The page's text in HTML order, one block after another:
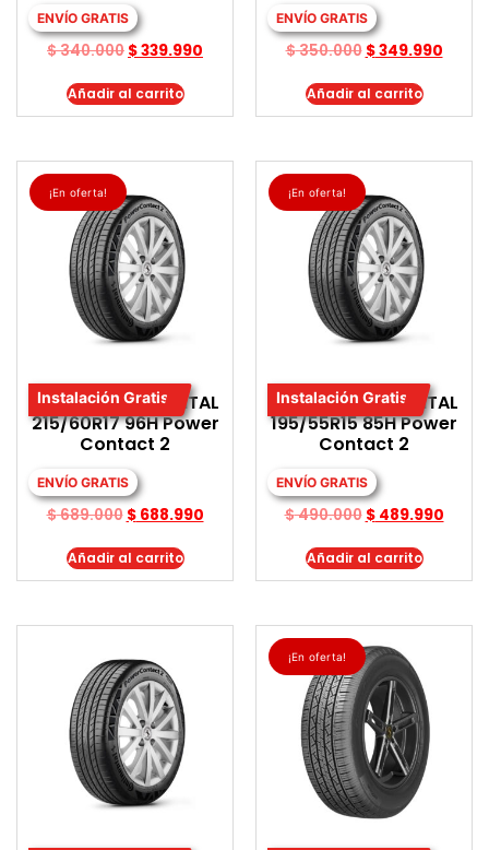
ENVÍO GRATIS
$340.000 $339.990
Añadir al carrito
ENVÍO GRATIS
$350.000 $349.990
Añadir al carrito
¡En oferta!
Instalación Gratis
LLANTA CONTINENTAL
215/60R17 96H Power
Contact 2
ENVÍO GRATIS
$689.000 $688.990
Añadir al carrito
¡En oferta!
Instalación Gratis
LLANTA CONTINENTAL
195/55R15 85H Power
Contact 2
ENVÍO GRATIS
$490.000 $489.990
Añadir al carrito
¡En oferta!